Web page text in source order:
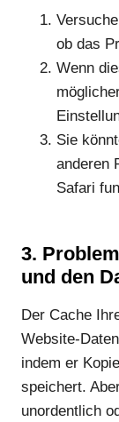
ob das
Wenn
Sie
anderen
Safari
3.
und den
Der Cache
Website-
indem er
speichert.
unordentlich